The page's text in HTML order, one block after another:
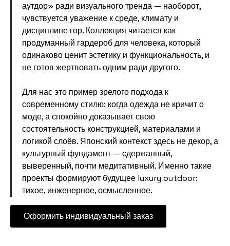
аутдор» ради визуального тренда — наоборот,
чувствуется уважение к среде, климату и
дисциплине гор. Коллекция читается как
продуманный гардероб для человека, который
одинаково ценит эстетику и функциональность, и
не готов жертвовать одним ради другого.
Для нас это пример зрелого подхода к
современному стилю: когда одежда не кричит о
моде, а спокойно доказывает свою
состоятельность конструкцией, материалами и
логикой слоёв. Японский контекст здесь не декор, а
культурный фундамент — сдержанный,
выверенный, почти медитативный. Именно такие
проекты формируют будущее luxury outdoor:
тихое, инженерное, осмысленное.
Оформить индивидуальный заказ